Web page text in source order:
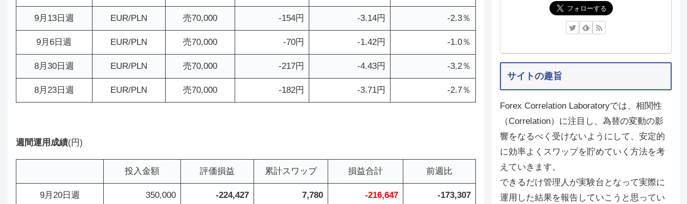
9月13日週 EUR/PLN 売70,000 -154円 -3.14円 -2.3％
9月6日週 EUR/PLN 売70,000 -70円 -1.42円 -1.0％
8月30日週 EUR/PLN 売70,000 -217円 -4.43円 -3.2％
8月23日週 EUR/PLN 売70,000 -182円 -3.71円 -2.7％
週間運用成績(円)
投入金額 評価損益 累計スワップ 損益合計 前週比
9月20日週 350,000 -224,427 7,780 -216,647 -173,307
サイトの趣旨
Forex Correlation Laboratoryでは、相関性
（Correlation）に注目し、為替の変動の影
響をなるべく受けないようにして、安定的
に効率よくスワップを貯めていく方法を考
えていきます。
できるだけ管理人が実験台となって実際に
運用した結果を報告していこうと思ってい